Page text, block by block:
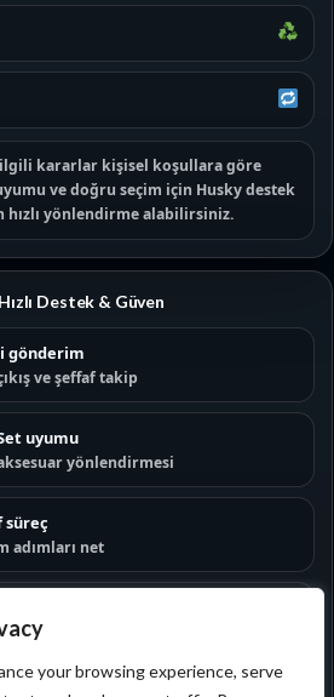
your browsing experience, serve
ilgili kararlar kişisel koşullara göre
ve doğru seçim için Husky destek
hızlı yönlendirme alabilirsiniz.
Hızlı Destek & Güven
gönderim
ve şeffaf takip
uyumu
yönlendirmesi
süreç
adımları net